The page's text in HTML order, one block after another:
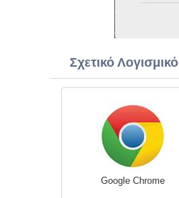
Σχετικό Λογισμικό
Google Chrome